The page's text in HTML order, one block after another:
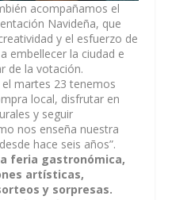
acompañamos el
Navideña, que
y el esfuerzo de
embellecer la ciudad e
de la votación.
el martes 23 tenemos
local, disfrutar en
y seguir
nos enseña nuestra
hace seis años”.
feria gastronómica,
artísticas,
y sorpresas.